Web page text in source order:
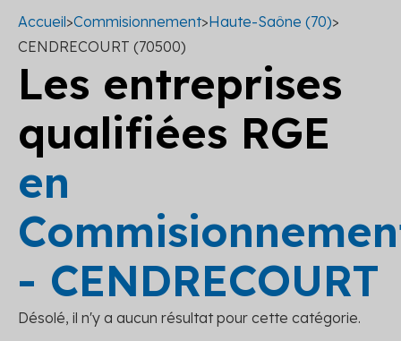
Accueil>Commisionnement>Haute-Saône (70)>
CENDRECOURT (70500)
Les entreprises
qualifiées RGE
en
- CENDRECOURT
Désolé, il n'y a aucun résultat pour cette catégorie.